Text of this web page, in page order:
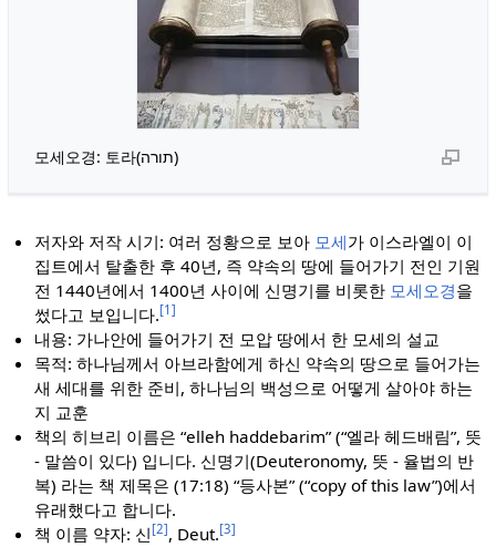
모세오경: 토라(תורה)
저자와 저작 시기: 여러 정황으로 보아 모세가 이스라엘이 이
집트에서 탈출한 후 40년, 즉 약속의 땅에 들어가기 전인 기원
전 1440년에서 1400년 사이에 신명기를 비롯한 모세오경을
썼다고 보입니다.[1]
내용: 가나안에 들어가기 전 모압 땅에서 한 모세의 설교
목적: 하나님께서 아브라함에게 하신 약속의 땅으로 들어가는
새 세대를 위한 준비, 하나님의 백성으로 어떻게 살아야 하는
지 교훈
책의 히브리 이름은 “elleh haddebarim” (“엘라 헤드배림”, 뜻
- 말씀이 있다) 입니다. 신명기(Deuteronomy, 뜻 - 율법의 반
복) 라는 책 제목은 (17:18) “등사본” (“copy of this law”)에서
유래했다고 합니다.
책 이름 약자: 신 [2], Deut.[3]